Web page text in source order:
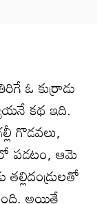
ఓ కుర్రాడు
కథ ఇది.
గొడవలు,
పడటం, ఆమె
తల్లిదండ్రులతో
అయితే